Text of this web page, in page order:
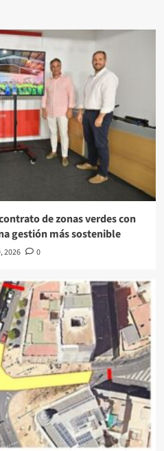
de zonas verdes con
gestión más sostenible
2026 0